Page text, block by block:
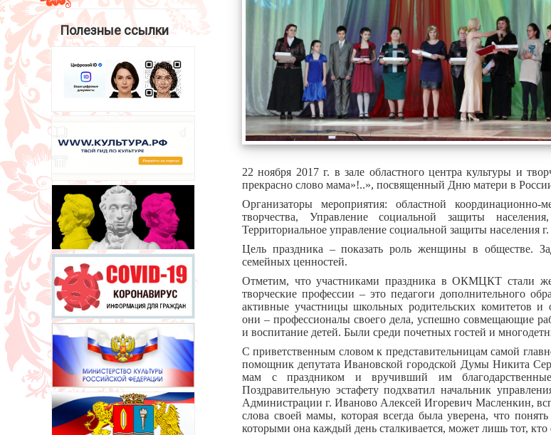
Полезные ссылки
22 ноября 2017 г. в зале областного центра культуры и
прекрасно слово мама»!..», посвященный Дню матери в
Организаторы мероприятия: областной координационно-
творчества, Управление социальной защиты
Территориальное управление социальной защиты населения
Цель праздника – показать роль женщины в обществе.
семейных ценностей.
Отметим, что участниками праздника в ОКМЦКТ стали
творческие профессии – это педагоги дополнительного
активные участницы школьных родительских комитетов и
они – профессионалы своего дела, успешно совмещающие
и воспитание детей. Были среди почетных гостей и
С приветственным словом к представительницам самой
помощник депутата Ивановской городской Думы Никита
мам с праздником и вручивший им
Поздравительную эстафету подхватил начальник
Администрации г. Иваново Алексей Игоревич Масленкин,
слова своей мамы, которая всегда была уверена, что
которыми она каждый день сталкивается, может лишь тот, кто